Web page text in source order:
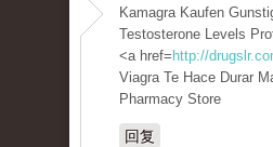
Kamagra Kaufen
Testosterone Levels
<a href= http://
Viagra Te Hace Durar
Pharmacy Store
回复